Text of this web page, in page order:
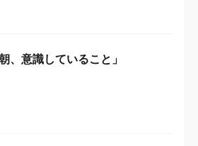
朝、意識していること」